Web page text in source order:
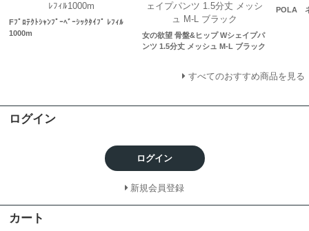
Fﾌﾟﾛﾃｸﾄｼｬﾝﾌﾟｰﾍﾞｰｼｯｸﾀｲﾌﾟ ﾚﾌｨﾙ
1000m
女の欲望 骨盤&ヒップ Wシェイプパ
ンツ 1.5分丈 メッシュ M-L ブラック
POLA
すべてのおすすめ商品を見る
ログイン
ログイン
新規会員登録
カート